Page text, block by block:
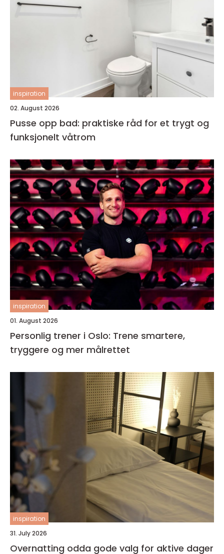
inspiration
02. August 2026
Pusse opp bad: praktiske råd for et trygt og
funksjonelt våtrom
inspiration
01. August 2026
Personlig trener i Oslo: Trene smartere,
tryggere og mer målrettet
inspiration
31. July 2026
Overnatting odda gode valg for aktive dager